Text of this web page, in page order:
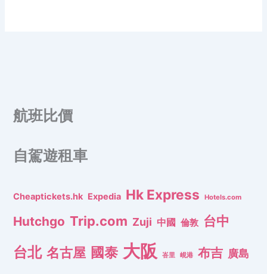
航班比價
自駕遊租車
Cheaptickets.hk Expedia Hk Express Hotels.com
Hutchgo Trip.com Zuji 中國 倫敦 台中
台北 名古屋 國泰 大阪 峇里 峴港 布吉 廣島